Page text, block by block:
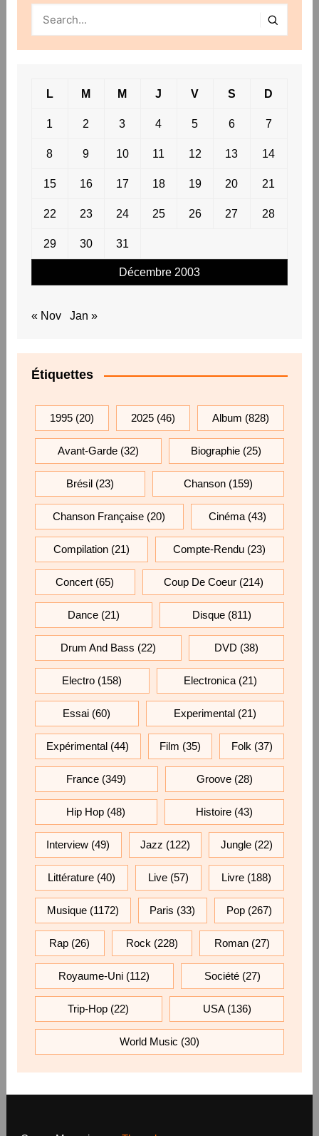
Décembre 2003
L M M J V S D
1 2 3 4 5 6 7
8 9 10 11 12 13 14
15 16 17 18 19 20 21
22 23 24 25 26 27 28
29 30 31
« Nov Jan »
Étiquettes
1995(20) 2025 (46) Album (828)
Avant-Garde(32) Biographie (25)
Brésil (23) Chanson (159)
Chanson Française (20) Cinéma(43)
Compilation(21) Compte-Rendu (23)
Concert (65) Coup De Coeur(214)
Dance(21) Disque (811)
Drum And Bass (22) DVD (38)
Electro (158) Electronica(21)
Essai (60) Experimental (21)
Expérimental (44) Film (35) Folk(37)
France (349) Groove(28)
Hip Hop (48) Histoire(43)
Interview (49) Jazz (122) Jungle(22)
Littérature(40) Live (57) Livre (188)
Musique(1172) Paris (33) Pop (267)
Rap (26) Rock(228) Roman(27)
Royaume-Uni (112) Société(27)
Trip-Hop (22) USA(136)
World Music (30)